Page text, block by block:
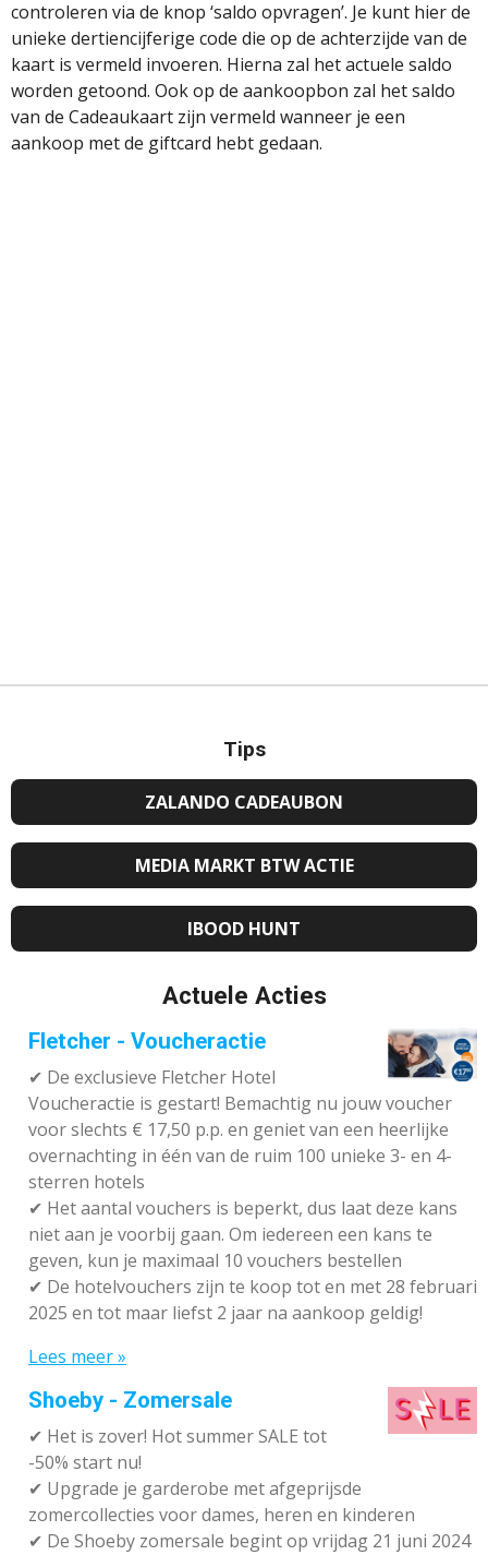
controleren via de knop ‘saldo opvragen’. Je kunt hier de
unieke dertiencijferige code die op de achterzijde van de
kaart is vermeld invoeren. Hierna zal het actuele saldo
worden getoond. Ook op de aankoopbon zal het saldo
van de Cadeaukaart zijn vermeld wanneer je een
aankoop met de giftcard hebt gedaan.
Tips
ZALANDO CADEAUBON
MEDIA MARKT BTW ACTIE
IBOOD HUNT
Actuele Acties
Fletcher - Voucheractie
✔ De exclusieve Fletcher Hotel
Voucheractie is gestart! Bemachtig nu jouw voucher
voor slechts € 17,50 p.p. en geniet van een heerlijke
overnachting in één van de ruim 100 unieke 3- en 4-
sterren hotels
✔ Het aantal vouchers is beperkt, dus laat deze kans
niet aan je voorbij gaan. Om iedereen een kans te
geven, kun je maximaal 10 vouchers bestellen
✔ De hotelvouchers zijn te koop tot en met 28 februari
2025 en tot maar liefst 2 jaar na aankoop geldig!
Lees meer »
Shoeby - Zomersale
✔ Het is zover! Hot summer SALE tot
-50% start nu!
✔ Upgrade je garderobe met afgeprijsde
zomercollecties voor dames, heren en kinderen
✔ De Shoeby zomersale begint op vrijdag 21 juni 2024